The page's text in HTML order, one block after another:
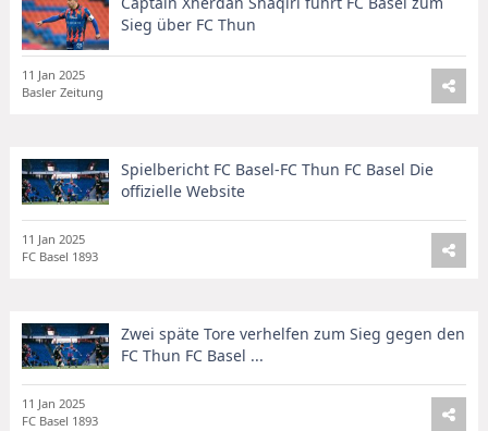
Sieg über FC Thun
11 Jan 2025
Basler Zeitung
Spielbericht FC Basel-FC Thun FC Basel Die
offizielle Website
11 Jan 2025
FC Basel 1893
Zwei späte Tore verhelfen zum Sieg gegen den
FC Thun FC Basel ...
11 Jan 2025
FC Basel 1893